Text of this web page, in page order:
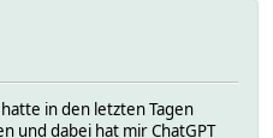
in den letzten Tagen
und dabei hat mir ChatGPT